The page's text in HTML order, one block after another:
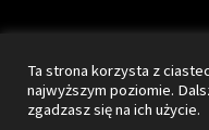
Stworzone z
Ta strona korzysta z
najwyższym poziomie.
zgadzasz się na ich użycie.